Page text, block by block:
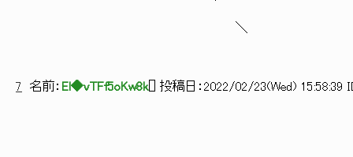
＼
7 名前： El◆vTFf5oKw8k[ ] 投稿日： 2022/02/23(Wed) 15:58:39